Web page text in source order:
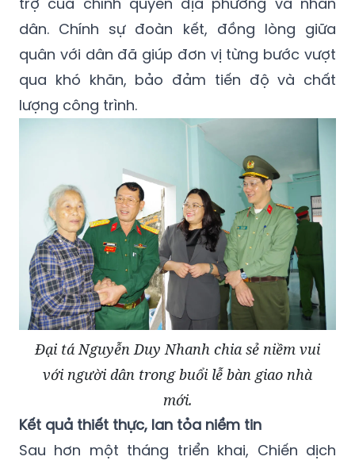
dân. Chính sự đoàn kết, đồng lòng giữa
quân với dân đã giúp đơn vị từng bước vượt
qua khó khăn, bảo đảm tiến độ và chất
lượng công trình.
Đại tá Nguyễn Duy Nhanh chia sẻ niềm vui
với người dân trong buổi lễ bàn giao nhà
mới.
Kết quả thiết thực, lan tỏa niềm tin
Sau hơn một tháng triển khai, Chiến dịch